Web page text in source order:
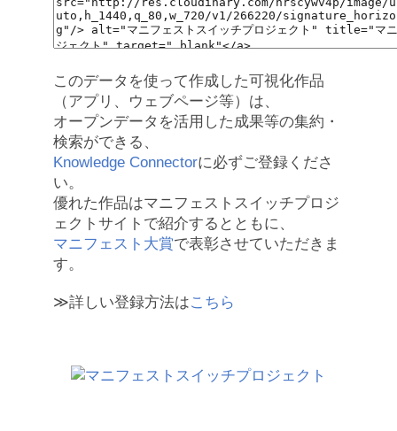
このデータを使って作成した可視化作品
（アプリ、ウェブページ等）は、
オープンデータを活用した成果等の集約・
検索ができる、
Knowledge Connectorに必ずご登録くださ
い。
優れた作品はマニフェストスイッチプロジ
ェクトサイトで紹介するとともに、
マニフェスト大賞で表彰させていただきま
す。
≫詳しい登録方法はこちら